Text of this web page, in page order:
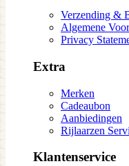
Verzending &
Algemene
Privacy
Extra
Merken
Cadeaubon
Aanbiedingen
Rijlaarzen
Klantenservice